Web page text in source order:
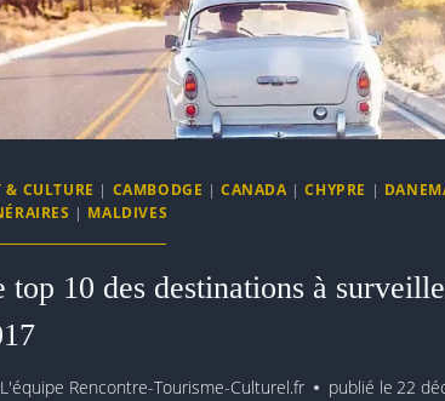
& CULTURE | CAMBODGE |CANADA |CHYPRE |
| MALDIVES
top 10 des destinations à
L'équipe Rencontre-Tourisme-Culturel.fr publié le 22